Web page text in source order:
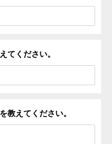
てください。
教えてください。